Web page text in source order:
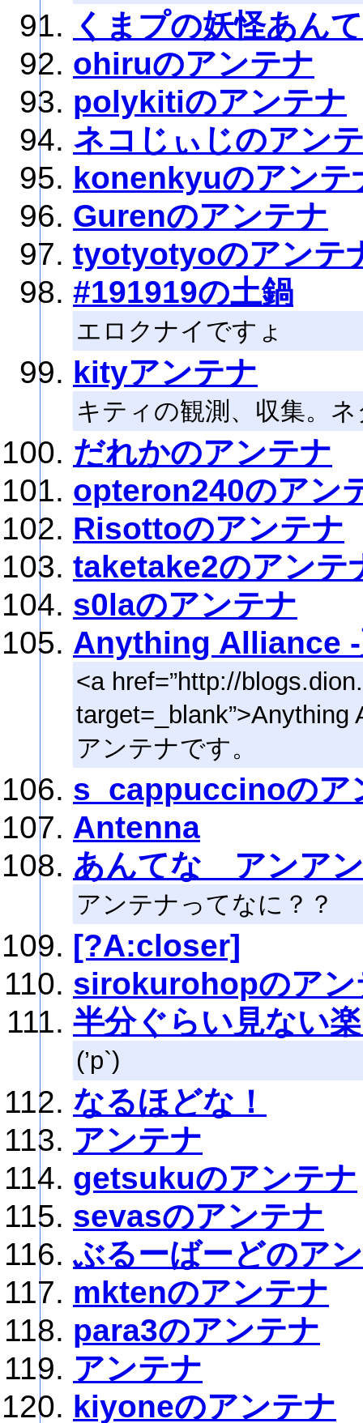
くまプの妖怪あん
ohiruのアンテナ
polykitiのアンテナ
ネコじぃじのアン
konenkyuのアンテ
Gurenのアンテナ
tyotyotyoのアンテ
#191919の土鍋
エロクナイですょ
kityアンテナ
キティの観測、収集。
だれかのアンテナ
opteron240のアン
Risottoのアンテナ
taketake2のアンテ
s0laのアンテナ
Anything Alliance -
<a href=”http://
アンテナです。
s_cappuccinoのア
Antenna
あんてな アンア
アンテナってなに？？
[?A:closer]
sirokurohopのアン
半分ぐらい見ない
(’p`)
なるほどな！
アンテナ
getsukuのアンテナ
sevasのアンテナ
ぶるーばーどのア
mktenのアンテナ
para3のアンテナ
アンテナ
kiyoneのアンテナ